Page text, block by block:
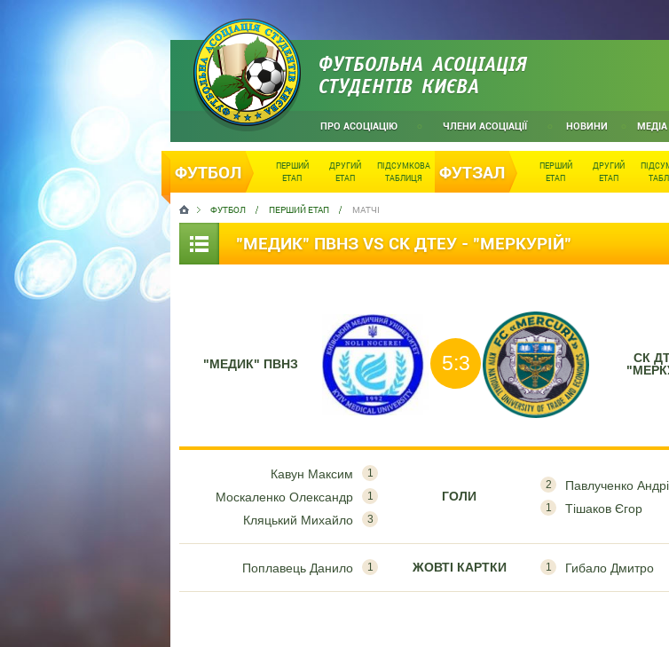
ФУТБОЛЬНА АСОЦІАЦІЯ
СТУДЕНТІВ КИЄВА
ПРО АСОЦІАЦІЮ ЧЛЕНИ АСОЦІАЦІЇ НОВИНИ МЕДІА
ФУТБОЛ
ПЕРШИЙ
ЕТАП
ДРУГИЙ
ЕТАП
ПІДСУМКОВА
ТАБЛИЦЯ
ФУТЗАЛ
ПЕРШИЙ
ЕТАП
ДРУГИЙ
ЕТАП
ФУТБОЛ ПЕРШИЙ ЕТАП МАТЧІ
"МЕДИК" ПВНЗ VS СК ДТЕУ - "МЕРКУРІЙ"
"МЕДИК" ПВНЗ 5:3
СК
1
Кавун Максим
1
Москаленко Олександр
3
Кляцький Михайло
ГОЛИ
2 Павлученко
1 Тішаков Єгор
1
Поплавець Данило ЖОВТІ КАРТКИ 1 Гибало Дмитро